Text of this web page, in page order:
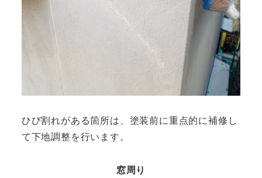
ひび割れがある箇所は、塗装前に重点的に補修し
て下地調整を行います。
窓周り